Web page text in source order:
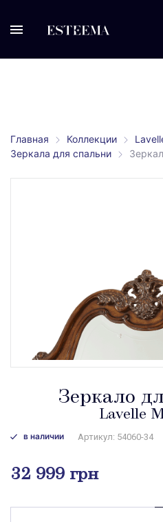
Главная Коллекции
Зеркала для спальни
Зеркало
Lavelle
в наличии Артикул: 54060-34
32 999 грн